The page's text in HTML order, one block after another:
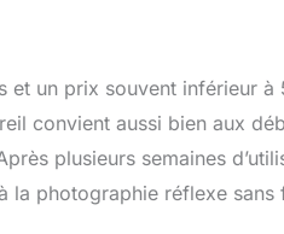
et un prix souvent inférieur
convient aussi bien aux
plusieurs semaines
la photographie réflexe